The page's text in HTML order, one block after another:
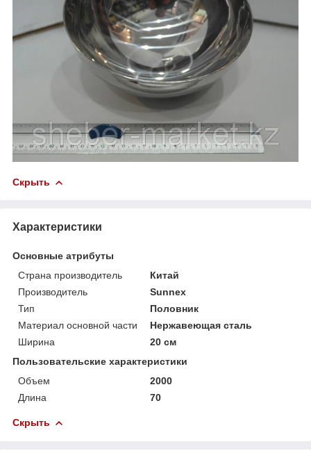
Скрыть
Характеристики
Основные атрибуты
Страна производитель
Китай
Производитель
Sunnex
Тип
Половник
Материал основной части
Нержавеющая сталь
Ширина
20 см
Пользовательские характеристики
Объем
2000
Длина
70
Скрыть